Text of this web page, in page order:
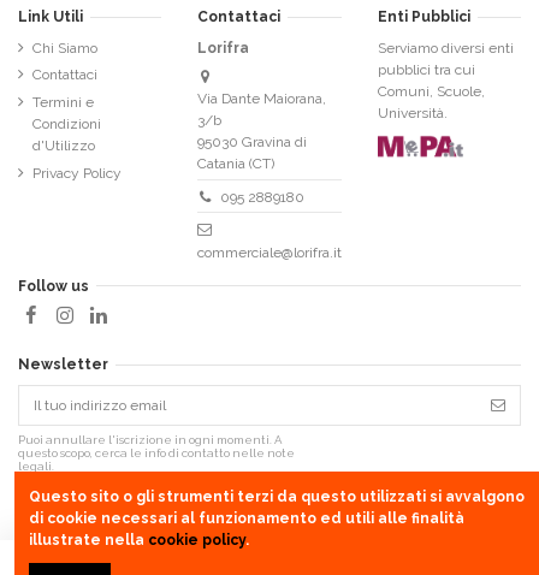
Link Utili
Chi Siamo
Contattaci
Termini e
Condizioni
d'Utilizzo
Privacy Policy
Contattaci
Lorifra
Via Dante Maiorana,
3/b
95030 Gravina di
Catania (CT)
095 2889180
commerciale@lorifra.it
Enti Pubblici
Serviamo diversi enti
pubblici tra cui
Comuni, Scuole,
Università.
Follow us
Newsletter
Puoi annullare l'iscrizione in ogni momenti. A
questo scopo, cerca le info di contatto nelle note
legali.
Questo sito o gli strumenti terzi da questo utilizzati si avvalgono
di cookie necessari al funzionamento ed utili alle finalità
illustrate nella cookie policy.